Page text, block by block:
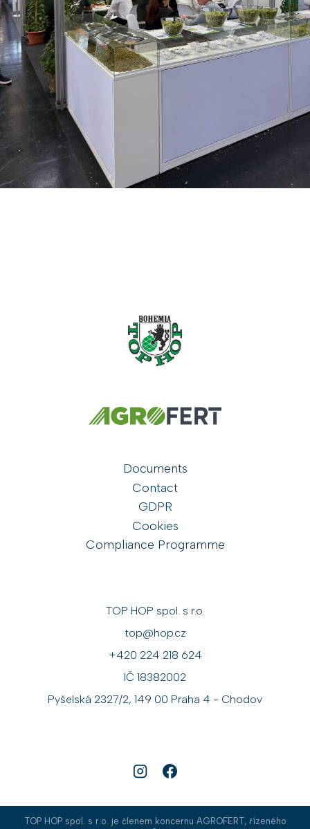
Documents
Contact
GDPR
Cookies
Compliance Programme
TOP HOP spol. s r.o.
top@hop.cz
+420 224 218 624
IČ 18382002
Pyšelská 2327/2, 149 00 Praha 4 - Chodov
TOP HOP spol. s r.o. je členem koncernu AGROFERT, řízeného